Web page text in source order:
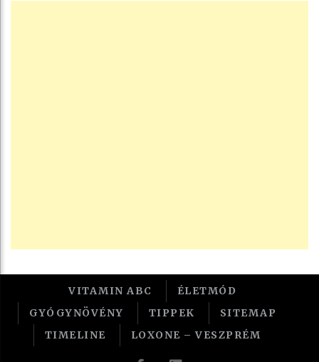
VITAMIN ABC
ÉLETMÓD
GYÓGYNÖVÉNY
TIPPEK
SITEMAP
TIMELINE
LOXONE – VESZPRÉM